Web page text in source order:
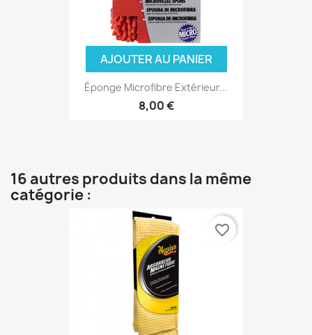
AJOUTER AU PANIER
Éponge Microfibre Extérieur...
8,00 €
16 autres produits dans la même
catégorie :
favorite_border